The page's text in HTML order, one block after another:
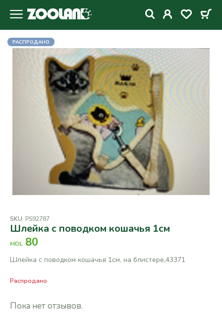
РАСПРОДАНО
SKU: PS92787
Шлейка с поводком кошачья 1см
MDL 80
Шлейка с поводком кошачья 1см, на блистере,43371
Распродано
Пока нет отзывов.